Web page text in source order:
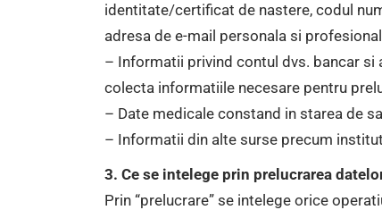
identitate/certificat de nastere, codul
adresa de e-mail personala si
– Informatii privind contul dvs. bancar
colecta informatiile necesare pentru
– Date medicale constand in starea de
– Informatii din alte surse precum
3. Ce se intelege prin prelucrarea
Prin “prelucrare” se intelege orice